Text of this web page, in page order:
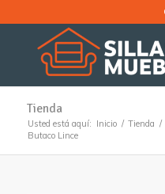
Tienda
Usted está aquí: Inicio / Tienda /
Butaco Lince